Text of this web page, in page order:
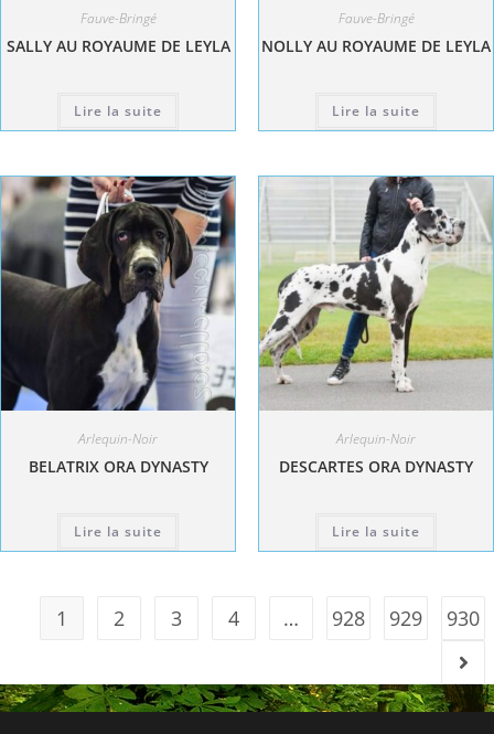
Fauve-Bringé
SALLY AU ROYAUME DE LEYLA
Lire la suite
Fauve-Bringé
NOLLY AU ROYAUME DE LEYLA
Lire la suite
Arlequin-Noir
BELATRIX ORA DYNASTY
Lire la suite
Arlequin-Noir
DESCARTES ORA DYNASTY
Lire la suite
1 2 3 4 … 928 929 930